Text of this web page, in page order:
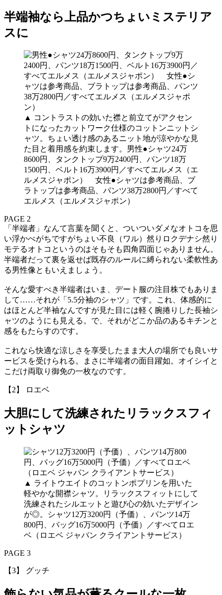
半端袖なら上品かつちょいミステリア
スに
▲ コントラストの効いた襟と前立てがアクセン
トになったカットワーク仕様のコットンニットシ
ャツ。ちょい透け感のあるニット地が涼やかな見
た目と着用感を約束します。男性●シャツ24万
8600円、タンクトップ9万2400円、パンツ18万
1500円、ベルト16万3900円／すべてエルメス（エ
ルメスジャポン） 女性●シャツは参考商品、ブ
ラトップは参考商品、パンツ38万2800円／すべて
エルメス（エルメスジャポン）
PAGE 2
「半端者」なんて言葉を聞くと、ついついダメなオトコを思
い浮かべがちですがちょい不良（ワル）然りロクデナシ然り
モテるオトコというのはそもそも四角四面じゃありません。
半端者だって裏を返せば既存のルールに縛られない柔軟性あ
る男性像ともいえましょう。
そんな愛すべき半端者はいま、デート服の注目株でもありま
して……それが「5.5分袖のシャツ」です。これ、体感的に
はほとんど半袖なんですが見た目には軽く腕捲りした長袖シ
ャツのようにも見える。で、それがどこか品のあるキチンと
感をもたらすのです。
これなら快適な涼しさを享受したまま大人の場所でも良いサ
ービスを受けられる。まさに半端者の面目躍如。オイシイと
こだけ両取り御免の一枚なのです。
【2】 ロエベ
大胆にして洗練されたリラックスフィ
ットシャツ
▲ ライトウエイトのコットンポプリンを用いた
軽やかな開襟シャツ。リラックスフィットにして
洗練されたシルエットと遊び心の効いたデザイン
が◎。シャツ12万3200円（予価）、パンツ14万
800円、バッグ16万5000円（予価）／すべてロエ
ベ（ロエベ ジャパン クライアントサービス）
PAGE 3
【3】 グッチ